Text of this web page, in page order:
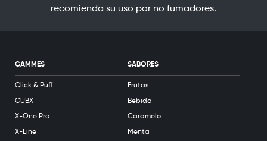
recomienda su uso por no fumadores.
GAMMES
Click & Puff
CUBX
X-One Pro
X-Line
SABORES
Frutas
Bebida
Caramelo
Menta